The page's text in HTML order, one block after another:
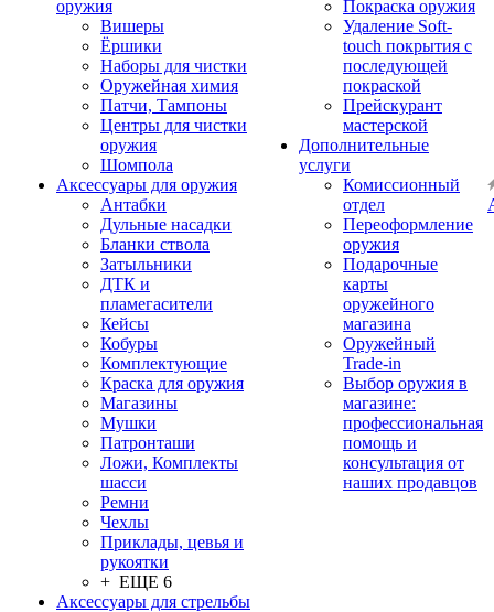
оружия
Вишеры
Ёршики
Наборы для чистки
Оружейная химия
Патчи, Тампоны
Центры для чистки
оружия
Шомпола
Аксессуары для оружия
Антабки
Дульные насадки
Бланки ствола
Затыльники
ДТК и
пламегасители
Кейсы
Кобуры
Комплектующие
Краска для оружия
Магазины
Мушки
Патронташи
Ложи, Комплекты
шасси
Ремни
Чехлы
Приклады, цевья и
рукоятки
+ ЕЩЕ 6
Аксессуары для стрельбы
Покраска оружия
Удаление Soft-
touch покрытия с
последующей
покраской
Прейскурант
мастерской
Дополнительные
услуги
Комиссионный
отдел
Переоформление
оружия
Подарочные
карты
оружейного
магазина
Оружейный
Trade-in
Выбор оружия в
магазине:
профессиональная
помощь и
консультация от
наших продавцов